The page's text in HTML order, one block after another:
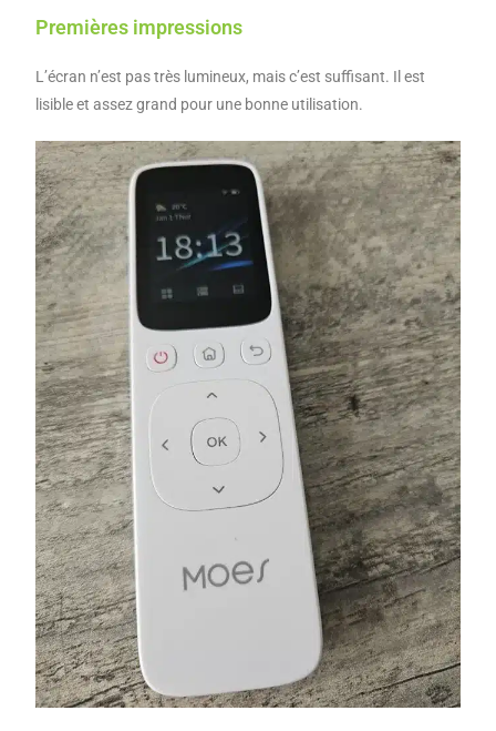
Premières impressions
L’écran n’est pas très lumineux, mais c’est suffisant. Il est
lisible et assez grand pour une bonne utilisation.